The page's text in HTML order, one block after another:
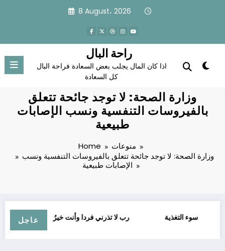
8 August، 2026
راحة البال
اذا كان المال يجلب بعض السعادة فراحة البال
كل السعادة
وزارة الصحة: لا توجد جائحة تتعلق
بالفيروسات التنفسية ونسب الإصابات
طبيعية
Home
منوعات
وزارة الصحة: لا توجد جائحة تتعلق بالفيروسات التنفسية ونسب
الإصابات طبيعية
عاجل
ﺭﺏ ﻻ ﺗﺬﺭﻧﻲ ﻓﺮﺩﺍ ﻭﺃﻧﺖ ﺧﻴﺮُ ﺍﻟﻮﺍﺭﺛﻴﻦ سوء التغذية